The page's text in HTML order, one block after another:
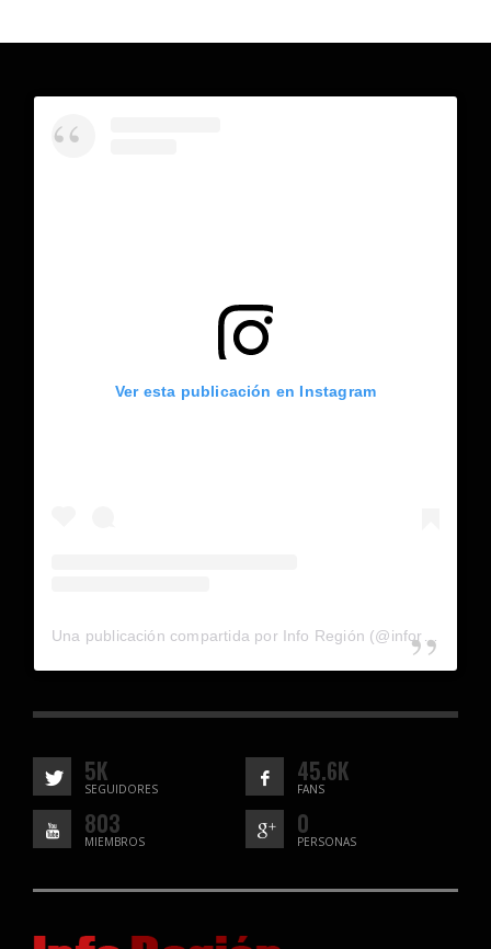
Ver esta publicación en Instagram
Una publicación compartida por Info Región (@inforegion_redes)
5K
SEGUIDORES
45.6K
FANS
803
MIEMBROS
0
PERSONAS